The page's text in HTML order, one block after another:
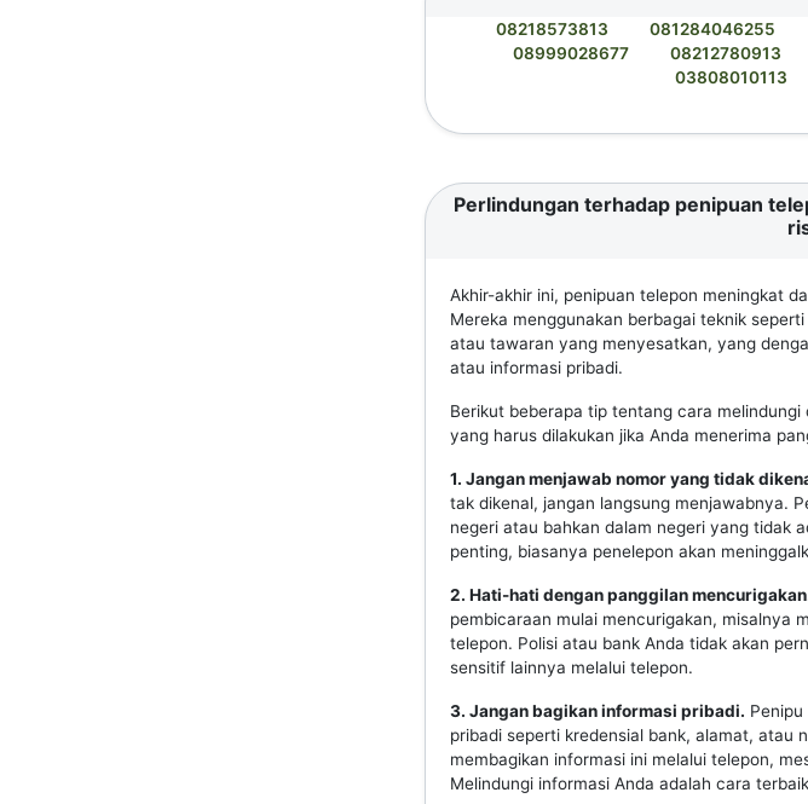
08218573813 081284046255
08999028677
08212780913
03808010113
Perlindungan terhadap penipuan
Akhir-akhir ini, penipuan telepon meningkat
Mereka menggunakan berbagai teknik
atau tawaran yang menyesatkan, yang
atau informasi pribadi.
Berikut beberapa tip tentang cara
yang harus dilakukan jika Anda menerima
1. Jangan menjawab nomor yang tidak
tak dikenal, jangan langsung menjawabnya.
negeri atau bahkan dalam negeri yang tidak
penting, biasanya penelepon akan
2. Hati-hati dengan panggilan
pembicaraan mulai mencurigakan, misalnya
telepon. Polisi atau bank Anda tidak akan
sensitif lainnya melalui telepon.
3. Jangan bagikan informasi pribadi.
pribadi seperti kredensial bank, alamat, atau
membagikan informasi ini melalui telepon,
Melindungi informasi Anda adalah cara